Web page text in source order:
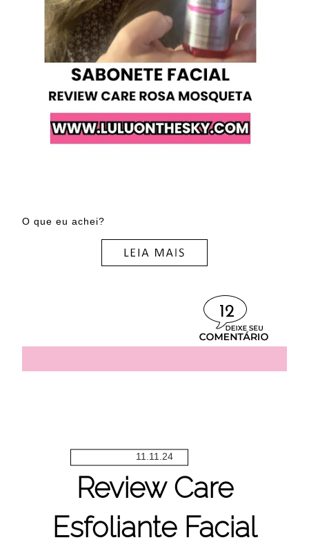
O que eu achei?
12
11.11.24
Review Care
Esfoliante Facial